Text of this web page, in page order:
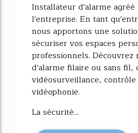
Installateur d'alarme
l'entreprise. En tant
nous apportons une
sécuriser vos espaces
professionnels. Découvrez
d'alarme filaire ou sans fil,
vidéosurveillance, contrôle
vidéophonie.
La sécurité...